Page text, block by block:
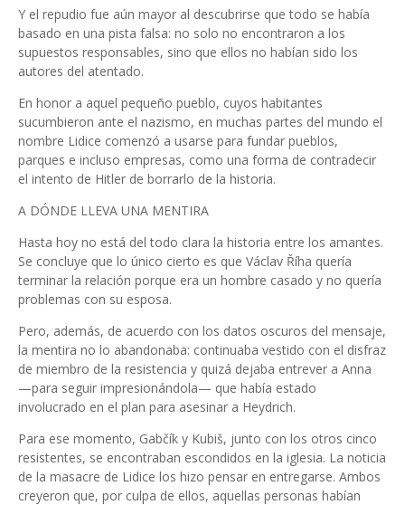
Y el repudio fue aún mayor al descubrirse que todo se había
basado en una pista falsa: no solo no encontraron a los
supuestos responsables, sino que ellos no habían sido los
autores del atentado.
En honor a aquel pequeño pueblo, cuyos habitantes
sucumbieron ante el nazismo, en muchas partes del mundo el
nombre Lidice comenzó a usarse para fundar pueblos,
parques e incluso empresas, como una forma de contradecir
el intento de Hitler de borrarlo de la historia.
A DÓNDE LLEVA UNA MENTIRA
Hasta hoy no está del todo clara la historia entre los amantes.
Se concluye que lo único cierto es que Václav Říha quería
terminar la relación porque era un hombre casado y no quería
problemas con su esposa.
Pero, además, de acuerdo con los datos oscuros del mensaje,
la mentira no lo abandonaba: continuaba vestido con el disfraz
de miembro de la resistencia y quizá dejaba entrever a Anna
—para seguir impresionándola— que había estado
involucrado en el plan para asesinar a Heydrich.
Para ese momento, Gabčík y Kubiš, junto con los otros cinco
resistentes, se encontraban escondidos en la iglesia. La noticia
de la masacre de Lidice los hizo pensar en entregarse. Ambos
creyeron que, por culpa de ellos, aquellas personas habían